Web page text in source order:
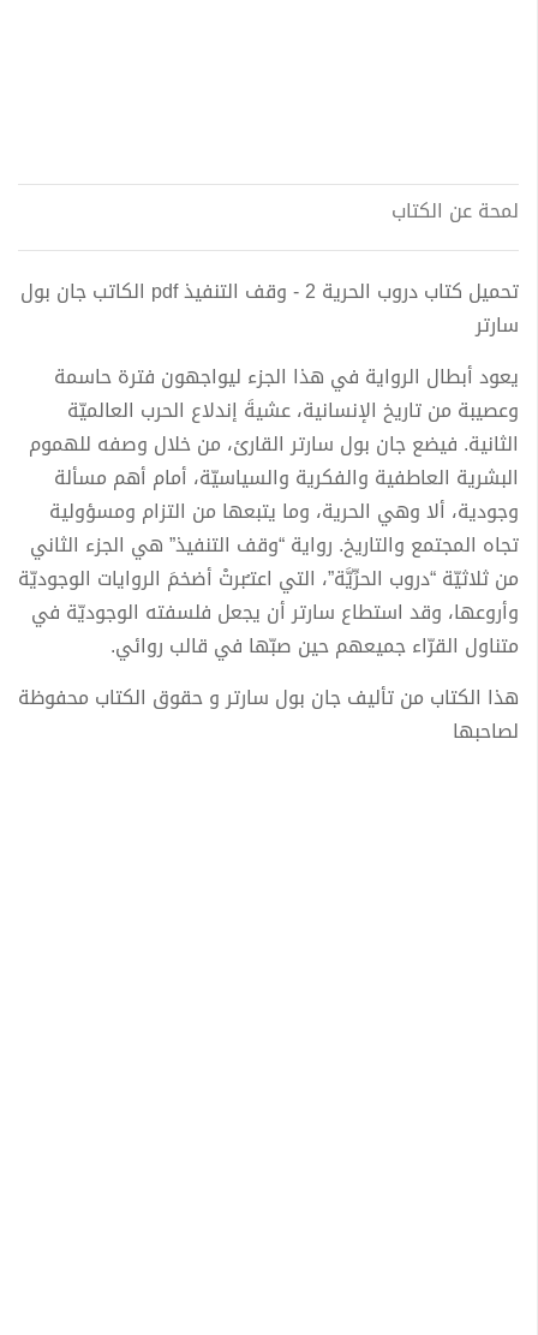
لمحة عن الكتاب
تحميل كتاب دروب الحرية 2 - وقف التنفيذ pdf الكاتب جان بول
سارتر
يعود أبطال الرواية في هذا الجزء ليواجهون فترة حاسمة
وعصيبة من تاريخ الإنسانية، عشيةَ إندلاع الحرب العالميّة
الثانية. فيضع جان بول سارتر القارئ، من خلال وصفه للهموم
البشرية العاطفية والفكرية والسياسيّة، أمام أهم مسألة
وجودية، ألا وهي الحرية، وما يتبعها من التزام ومسؤولية
تجاه المجتمع والتاريخ. رواية “وقف التنفيذ” هي الجزء الثاني
من ثلاثيّة “دروب الحرِّيَّة”، التي اعتـُبرتْ أضخمَ الروايات الوجوديّة
وأروعها، وقد استطاع سارتر أن يجعل فلسفته الوجوديّة في
متناول القرّاء جميعهم حين صبّها في قالب روائي.
هذا الكتاب من تأليف جان بول سارتر و حقوق الكتاب محفوظة
لصاحبها